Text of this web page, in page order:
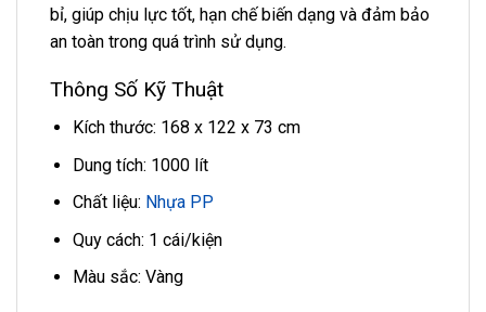
bỉ, giúp chịu lực tốt, hạn chế biến dạng và đảm bảo
an toàn trong quá trình sử dụng.
Thông Số Kỹ Thuật
Kích thước: 168 x 122 x 73 cm
Dung tích: 1000 lít
Chất liệu: Nhựa PP
Quy cách: 1 cái/kiện
Màu sắc: Vàng